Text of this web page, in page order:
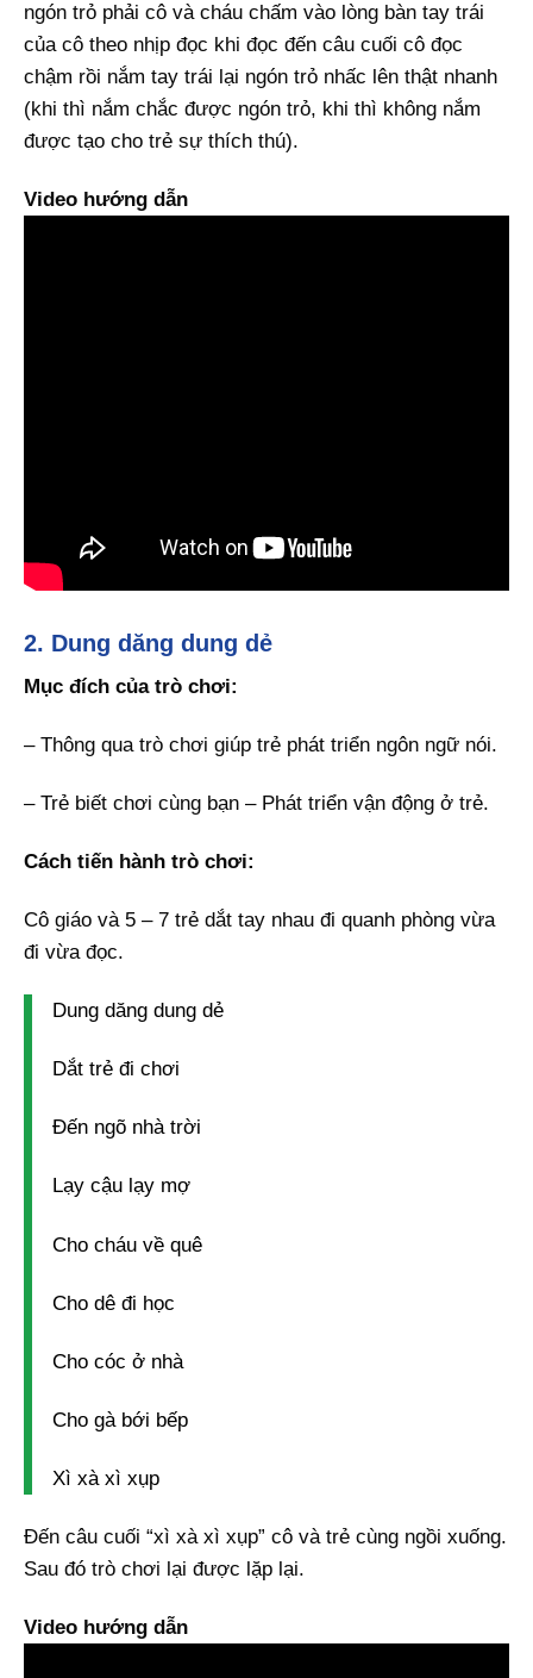
ngón trỏ phải cô và cháu chấm vào lòng bàn tay trái
của cô theo nhịp đọc khi đọc đến câu cuối cô đọc
chậm rồi nắm tay trái lại ngón trỏ nhấc lên thật nhanh
(khi thì nắm chắc được ngón trỏ, khi thì không nắm
được tạo cho trẻ sự thích thú).
Video hướng dẫn
2. Dung dăng dung dẻ
Mục đích của trò chơi:
– Thông qua trò chơi giúp trẻ phát triển ngôn ngữ nói.
– Trẻ biết chơi cùng bạn – Phát triển vận động ở trẻ.
Cách tiến hành trò chơi:
Cô giáo và 5 – 7 trẻ dắt tay nhau đi quanh phòng vừa
đi vừa đọc.
Dung dăng dung dẻ
Dắt trẻ đi chơi
Đến ngõ nhà trời
Lạy cậu lạy mợ
Cho cháu về quê
Cho dê đi học
Cho cóc ở nhà
Cho gà bới bếp
Xì xà xì xụp
Đến câu cuối “xì xà xì xụp” cô và trẻ cùng ngồi xuống.
Sau đó trò chơi lại được lặp lại.
Video hướng dẫn